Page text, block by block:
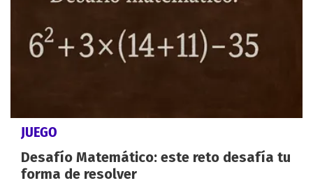
JUEGO
Desafío Matemático: este reto desafía tu
forma de resolver